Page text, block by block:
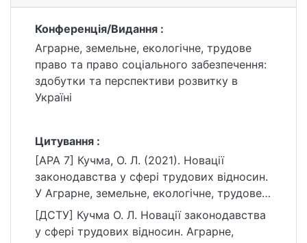
Конференція/Видання :
Аграрне, земельне, екологічне, трудове
право та право соціального забезпечення:
здобутки та перспективи розвитку в
Україні
Цитування :
[APA 7] Кучма, О. Л. (2021). Новації
законодавства у сфері трудових відносин.
У Аграрне, земельне, екологічне, трудове
право та право соціального забезпечення:
здобутки та перспективи розвитку в
[ДСТУ] Кучма О. Л. Новації законодавства
у сфері трудових відносин. Аграрне,